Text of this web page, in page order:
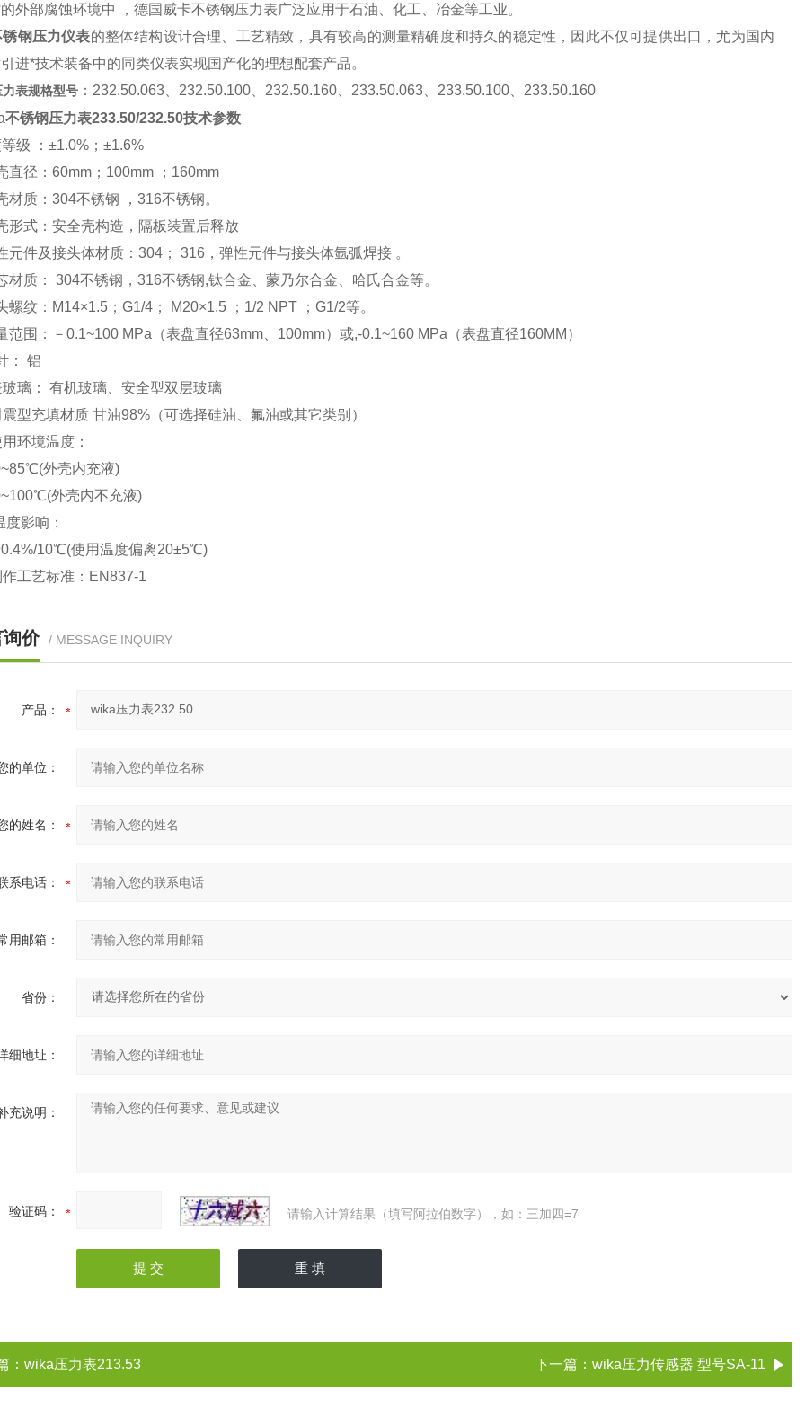
外部腐蚀环境中 ，德国威卡不锈钢压力表广泛应用于石油、化工、冶金等工业。
钢压力仪表的整体结构设计合理、工艺精致，具有较高的测量精确度和持久的稳定性，因此不仅可提供出口，尤为国内
进*技术装备中的同类仪表实现国产化的理想配套产品。
表规格型号 ：232.50.063、232.50.100、232.50.160、233.50.063、233.50.100、233.50.160
不锈钢压力表233.50/232.50技术参数
级 ：±1.0%；±1.6%
直径：60mm；100mm ；160mm
材质：304不锈钢 ，316不锈钢。
形式：安全壳构造，隔板装置后释放
元件及接头体材质：304； 316，弹性元件与接头体氩弧焊接 。
材质： 304不锈钢，316不锈钢,钛合金、蒙乃尔合金、哈氏合金等。
螺纹：M14×1.5；G1/4； M20×1.5 ；1/2 NPT ；G1/2等。
范围：－0.1~100 MPa（表盘直径63mm、100mm）或,-0.1~160 MPa（表盘直径160MM）
： 铝
璃： 有机玻璃、安全型双层玻璃
型充填材质 甘油98%（可选择硅油、氟油或其它类别）
环境温度：
外壳内充液)
外壳内不充液)
度影响：
0.4%/10℃(使用温度偏离20±5℃)
工艺标准：EN837-1
价 / MESSAGE INQUIRY
产品：
的单位：
的姓名：
系电话：
用邮箱：
省份：
细地址：
充说明：
验证码： 请输入计算结果（填写阿拉伯数字），如：三加四=7
： wika压力表213.53 下一篇： wika压力传感器 型号SA-11